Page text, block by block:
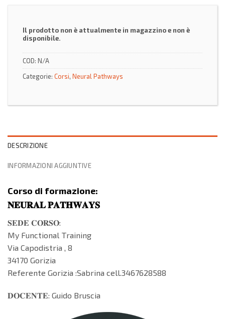
Il prodotto non è attualmente in magazzino e non è
disponibile.
COD: N/A
Categorie: Corsi, Neural Pathways
DESCRIZIONE
INFORMAZIONI AGGIUNTIVE
Corso di formazione:
𝐍𝐄𝐔𝐑𝐀𝐋 𝐏𝐀𝐓𝐇𝐖𝐀𝐘𝐒
𝐒𝐄𝐃𝐄 𝐂𝐎𝐑𝐒𝐎:
My Functional Training
Via Capodistria , 8
34170 Gorizia
Referente Gorizia :Sabrina cell.3467628588
𝐃𝐎𝐂𝐄𝐍𝐓𝐄: Guido Bruscia